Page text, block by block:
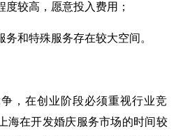
较高，愿意投入费用；
和特殊服务存在较大空间。
，在创业阶段必须重视行业竞
海在开发婚庆服务市场的时间较